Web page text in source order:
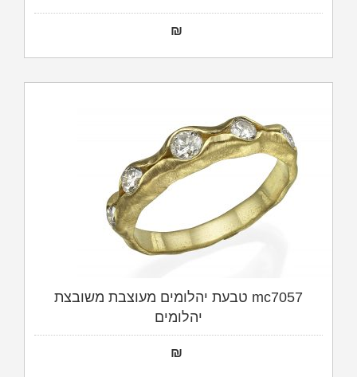
₪
mc7057 טבעת יהלומים מעוצבת משובצת
יהלומים
₪